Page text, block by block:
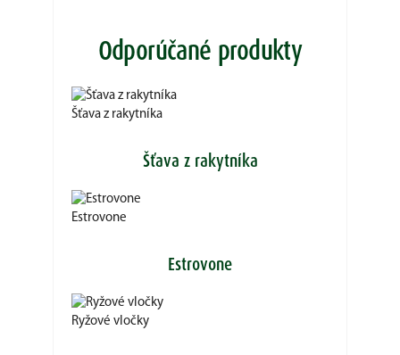
Odporúčané produkty
Šťava z rakytníka
Šťava z rakytníka
Estrovone
Estrovone
Ryžové vločky